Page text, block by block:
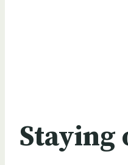
Staying